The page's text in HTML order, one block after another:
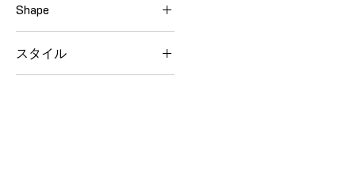
Bowl 5inch
Shape
3-Piece Set
スタイル